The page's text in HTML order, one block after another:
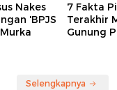
Nakes
'BPJS
7 Fakta
Terakhir
Gunung
Selengkapnya